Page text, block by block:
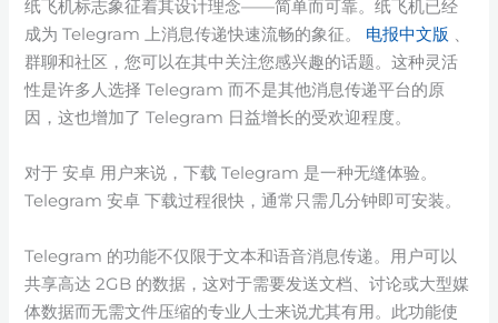
纸飞机标志象征着其设计理念——简单而可靠。纸飞机已经
成为 Telegram 上消息传递快速流畅的象征。 电报中文版 、
群聊和社区，您可以在其中关注您感兴趣的话题。这种灵活
性是许多人选择 Telegram 而不是其他消息传递平台的原
因，这也增加了 Telegram 日益增长的受欢迎程度。
对于 安卓 用户来说，下载 Telegram 是一种无缝体验。
Telegram 安卓 下载过程很快，通常只需几分钟即可安装。
Telegram 的功能不仅限于文本和语音消息传递。用户可以
共享高达 2GB 的数据，这对于需要发送文档、讨论或大型媒
体数据而无需文件压缩的专业人士来说尤其有用。此功能使